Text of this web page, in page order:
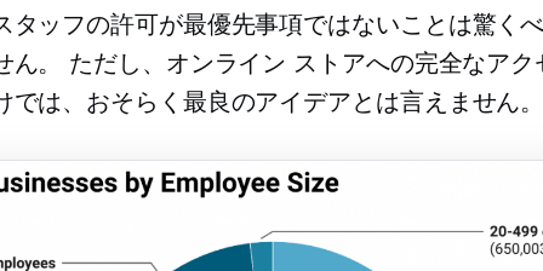
タッフの許可が最優先事項ではないことは驚く
ん。 ただし、オンライン ストアへの完全なアク
では、おそらく最良のアイデアとは言えません